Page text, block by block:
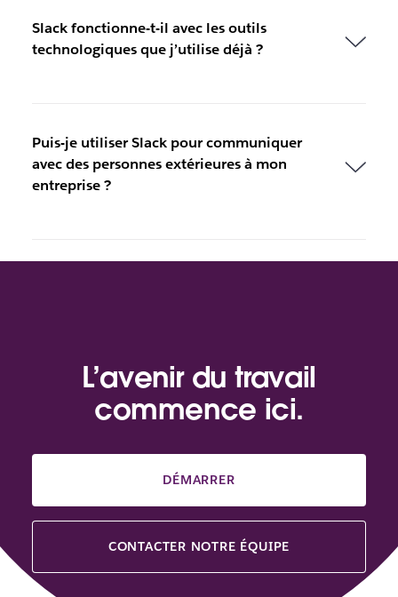
Slack fonctionne-t-il avec les outils
technologiques que j’utilise déjà ?
Puis-je utiliser Slack pour communiquer
avec des personnes extérieures à mon
entreprise ?
L’avenir du travail
commence ici.
DÉMARRER
CONTACTER NOTRE ÉQUIPE